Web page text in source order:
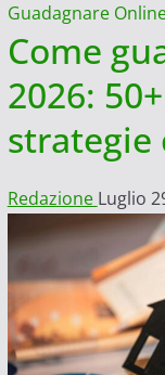
Guadagnare
Come
2026:
strategie
Redazione Luglio